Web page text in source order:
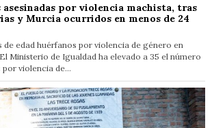
asesinadas por violencia machista, tras
y Murcia ocurridos en menos de 24
de edad huérfanos por violencia de género en
Ministerio de Igualdad ha elevado a 35 el número
por violencia de…